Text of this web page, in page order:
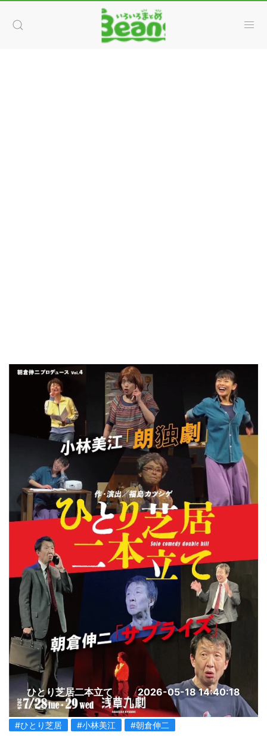
ひとり芝居二本立て 2026-05-18 14:40:18
#ひとり芝居 #小林美江 #朝倉伸二